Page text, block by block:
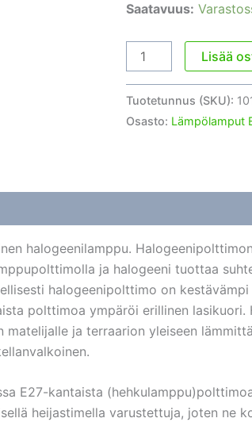
Saatavuus:
Terraariolamppu
Halogen
Sun
75W
Lisää
Tuotetunnus (SKU):
Osasto: Lämpölamput
halogeenilamppu.
ja halogeeni tuottaa
halogeenipolttimo on
polttimoa ympäröi erillinen lasikuori.
ja terraarion yleiseen
E27-kantaista
heijastimella varustettuja, joten ne